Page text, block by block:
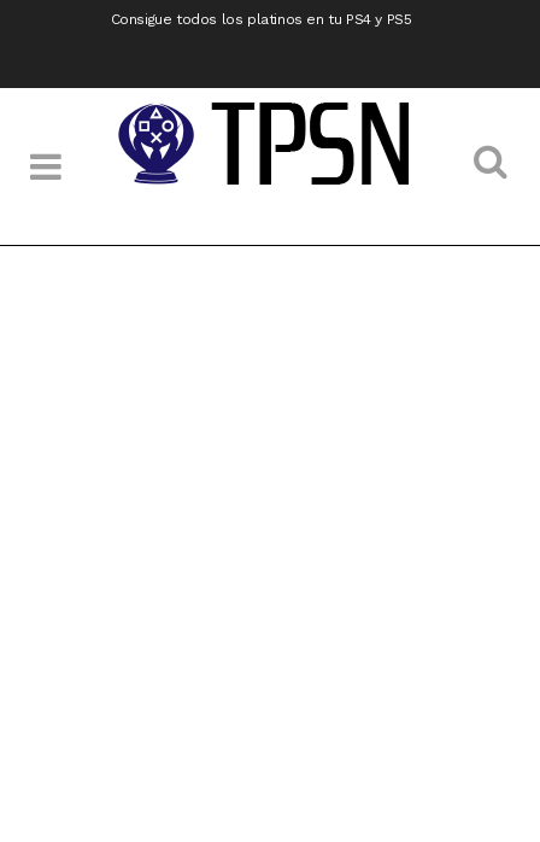
Consigue todos los platinos en tu PS4 y PS5